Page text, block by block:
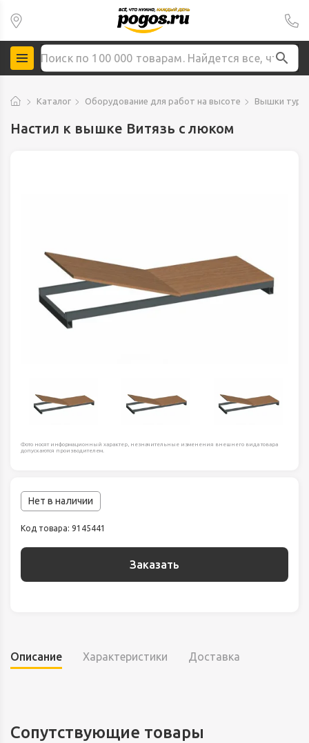
Каталог Оборудование для работ на высоте Вышки туры
Настил к вышке Витязь с люком
Фото носят информационный характер, незначительные изменения внешнего вида товара
допускаются производителем.
Нет в наличии
Код товара: 9145441
Заказать
Описание Характеристики Доставка
Сопутствующие товары